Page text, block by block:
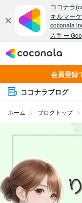
会員登録
ココナラブログ
ホーム ブログトップ